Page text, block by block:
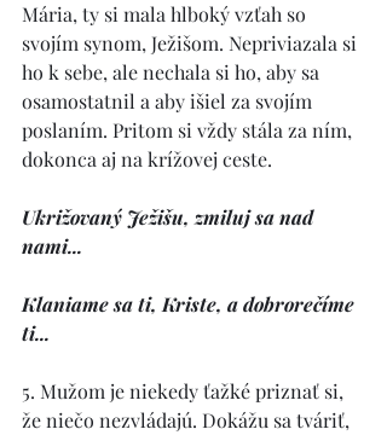
Mária, ty si mala hlboký vzťah so
svojím synom, Ježišom. Nepriviazala si
ho k sebe, ale nechala si ho, aby sa
osamostatnil a aby išiel za svojím
poslaním. Pritom si vždy stála za ním,
dokonca aj na krížovej ceste.
Ukrižovaný Ježišu, zmiluj sa nad
nami...
Klaniame sa ti, Kriste, a dobrorečíme
ti...
5. Mužom je niekedy ťažké priznať si,
že niečo nezvládajú. Dokážu sa tváriť,